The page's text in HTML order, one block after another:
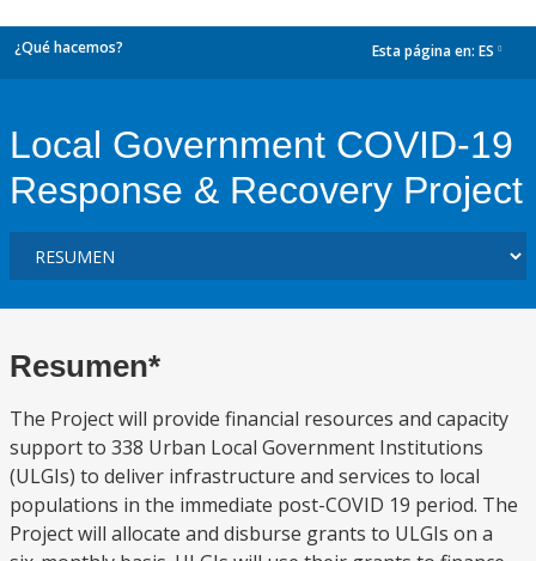
¿Qué hacemos? Esta página en: ES
Local Government COVID-19
Response & Recovery Project
Resumen*
The Project will provide financial resources and capacity
support to 338 Urban Local Government Institutions
(ULGIs) to deliver infrastructure and services to local
populations in the immediate post-COVID 19 period. The
Project will allocate and disburse grants to ULGIs on a